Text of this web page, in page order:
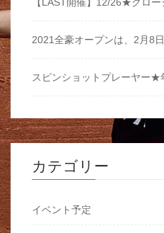
2021全豪オープンは、2月8日
スピンショットプレーヤー★
カテゴリー
イベント予定